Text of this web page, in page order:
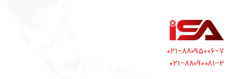
۰۲۱−۸۸۰۹۵۰۰۶−۷
۰۲۱−۸۸۰۹۰۰۸۱−۲